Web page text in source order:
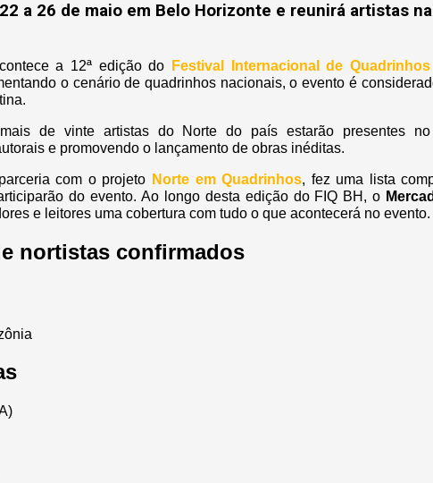
a 26 de maio em Belo Horizonte e reunirá artistas
a 12ª edição do
Festival Internacional de
o cenário de quadrinhos nacionais, o evento é
de vinte artistas do Norte do país estarão presentes
e promovendo o lançamento de obras inéditas.
com o projeto Norte em Quadrinhos, fez uma lista
do evento. Ao longo desta edição do FIQ BH, o
e leitores uma cobertura com tudo o que acontecerá no evento.
nortistas confirmados